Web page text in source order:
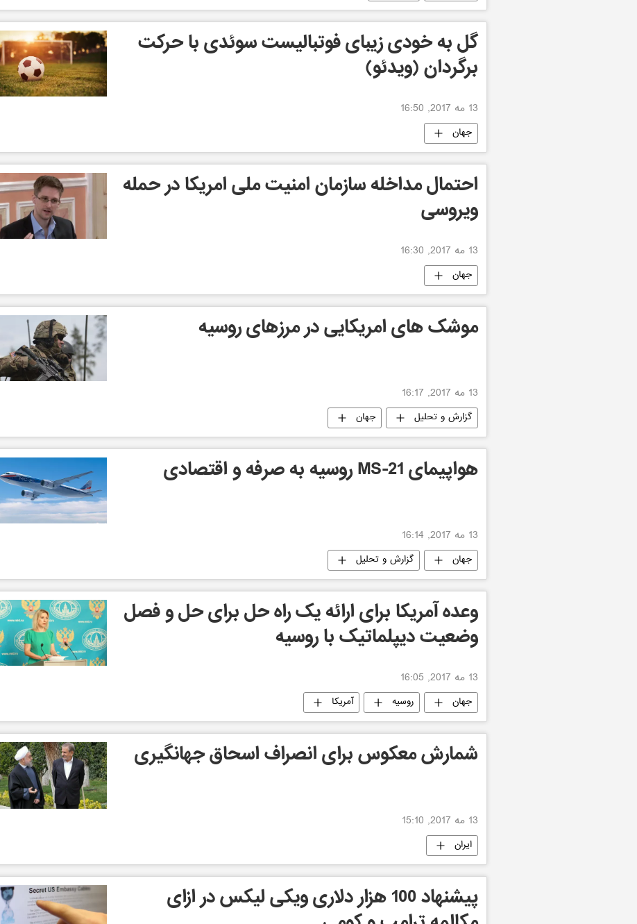
گل به خودی زیبای فوتبالیست سوئدی با حرکت
برگردان (ویدئو)
13 مه 2017, 16:50
جهان
احتمال مداخله سازمان امنیت ملی امریکا در حمله
ویروسی
13 مه 2017, 16:30
جهان
موشک های امریکایی در مرزهای روسیه
13 مه 2017, 16:17
گزارش و تحلیل جهان
هواپیمای MS-21 روسیه به صرفه و اقتصادی
13 مه 2017, 16:14
جهان گزارش و تحلیل
وعده آمریکا برای ارائه یک راه حل برای حل و فصل
وضعیت دیپلماتیک با روسیه
13 مه 2017, 16:05
جهان روسیه آمریکا
شمارش معکوس برای انصراف اسحاق جهانگیری
13 مه 2017, 15:10
ایران
پیشنهاد 100 هزار دلاری ویکی لیکس در ازای